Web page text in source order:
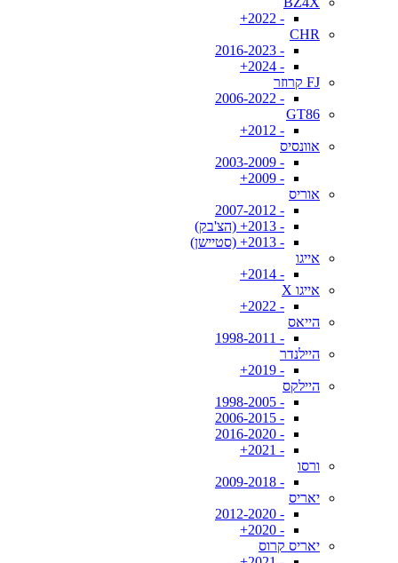
- 2022+
CHR
- 2016-2023
- 2024+
FJ קרוזר
- 2006-2022
GT86
- 2012+
אוונסיס
- 2003-2009
- 2009+
אוריס
- 2007-2012
- 2013+ (הצ'בק)
- 2013+ (סטיישן)
אייגו
- 2014+
אייגו X
- 2022+
הייאס
- 1998-2011
היילנדר
- 2019+
היילקס
- 1998-2005
- 2006-2015
- 2016-2020
- 2021+
ורסו
- 2009-2018
יאריס
- 2012-2020
- 2020+
יאריס קרוס